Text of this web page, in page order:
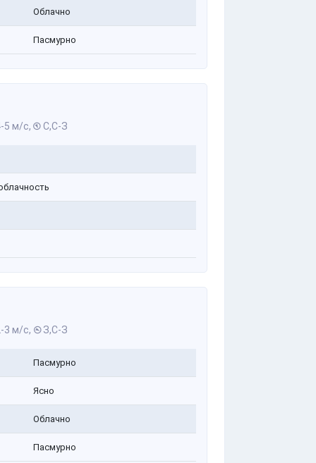
Облачно
Пасмурно
5 м/с, С,С-З
3 м/с, З,С-З
Пасмурно
Ясно
Облачно
Пасмурно